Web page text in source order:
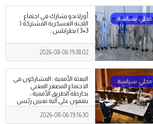
أورلاندو يشارك في اجتماع
اللجنة العسكرية المشتركة (
3+3 ) بطرابلس .
2026-08-06 19:38:02
البعثة الأممية : المشاركون في
الاجتماع المصغر المعني
بخارطة الطريق الأممية ،
يتفقون على آلية تعيين رئيس
مفوضية الانتخابات
2026-08-06 19:16:30